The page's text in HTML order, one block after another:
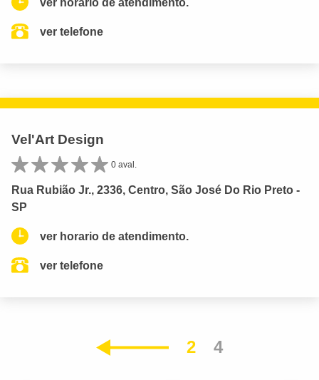
ver telefone
Vel'Art Design
0 aval.
Rua Rubião Jr., 2336, Centro, São José Do Rio Preto -
SP
ver horario de atendimento.
ver telefone
2 4